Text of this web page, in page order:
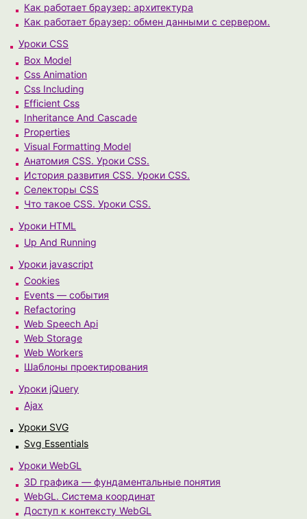
Как работает браузер: архитектура
Как работает браузер: обмен данными с сервером.
Уроки CSS
Box Model
Css Animation
Css Including
Efficient Css
Inheritance And Cascade
Properties
Visual Formatting Model
Анатомия CSS. Уроки CSS.
История развития CSS. Уроки CSS.
Селекторы CSS
Что такое CSS. Уроки CSS.
Уроки HTML
Up And Running
Уроки javascript
Cookies
Events — события
Refactoring
Web Speech Api
Web Storage
Web Workers
Шаблоны проектирования
Уроки jQuery
Ajax
Уроки SVG
Svg Essentials
Уроки WebGL
3D графика — фундаментальные понятия
WebGL. Система координат
Доступ к контексту WebGL